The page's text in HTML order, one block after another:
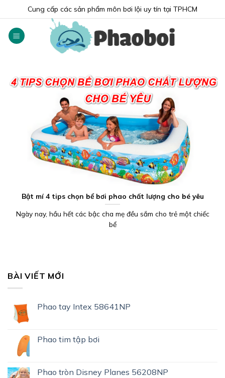
to
content
Cung cấp các sản phẩm môn bơi lội uy tín tại TPHCM
Bật mí 4 tips chọn bể bơi phao chất lượng cho bé yêu
Ngày nay, hầu hết các bậc cha mẹ đều sắm cho trẻ một chiếc
bể
BÀI VIẾT MỚI
Phao tay Intex 58641NP
Phao tim tập bơi
Phao tròn Disney Planes 56208NP